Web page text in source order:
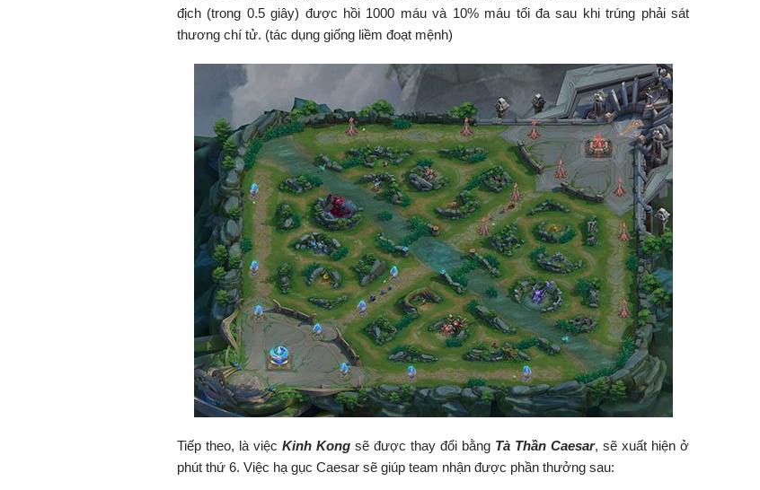
địch (trong 0.5 giây) được hồi 1000 máu và 10% máu tối đa sau khi trúng phải sát
thương chí tử. (tác dụng giống liềm đoạt mệnh)
Tiếp theo, là việc Kinh Kong sẽ được thay đổi bằng Tà Thần Caesar, sẽ xuất hiện ở
phút thứ 6. Việc hạ gục Caesar sẽ giúp team nhận được phần thưởng sau: